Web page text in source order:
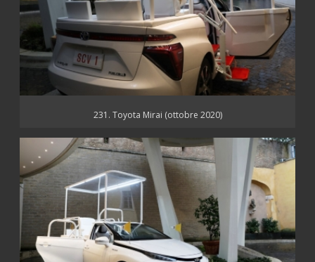
231. Toyota Mirai (ottobre 2020)